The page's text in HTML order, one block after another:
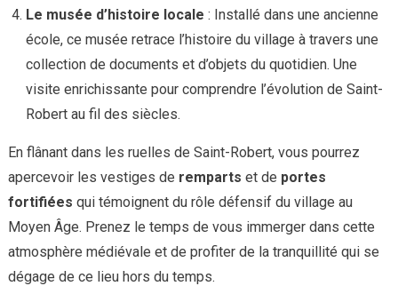
Le musée d’histoire locale : Installé dans une ancienne
école, ce musée retrace l’histoire du village à travers une
collection de documents et d’objets du quotidien. Une
visite enrichissante pour comprendre l’évolution de Saint-
Robert au fil des siècles.
En flânant dans les ruelles de Saint-Robert, vous pourrez
apercevoir les vestiges de remparts et de portes
fortifiées qui témoignent du rôle défensif du village au
Moyen Âge. Prenez le temps de vous immerger dans cette
atmosphère médiévale et de profiter de la tranquillité qui se
dégage de ce lieu hors du temps.